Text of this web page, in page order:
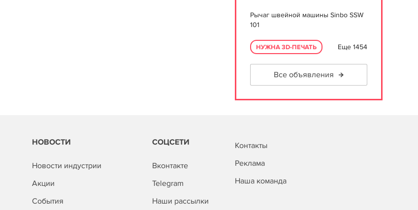
Рычаг швейной машины Sinbo SSW
101
НУЖНА 3D-ПЕЧАТЬ Еще 1454
Все объявления
НОВОСТИ
Новости индустрии
Акции
События
СОЦСЕТИ
Вконтакте
Telegram
Наши рассылки
Контакты
Реклама
Наша команда